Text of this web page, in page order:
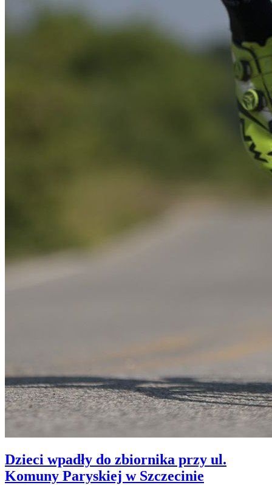
Dzieci wpadły do zbiornika przy ul.
Komuny Paryskiej w Szczecinie